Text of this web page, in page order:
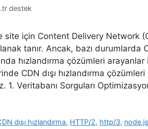
destek
için Content Delivery Network
tanır. Ancak, bazı durumlarda
hızlandırma çözümleri
CDN dışı hızlandırma
1. Veritabanı Sorguları
dışı hızlandırma, HTTP/2, http/3,